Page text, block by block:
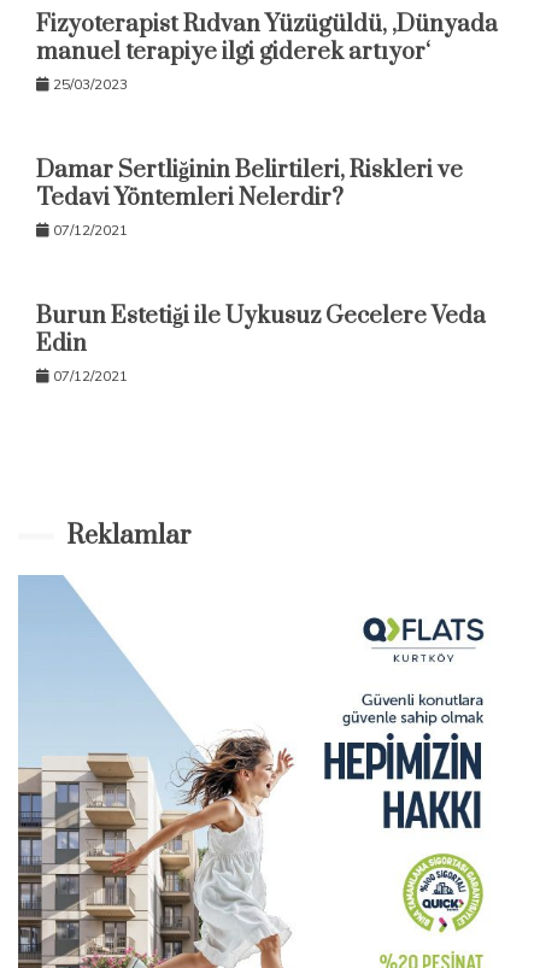
Fizyoterapist Rıdvan Yüzügüldü, ‚Dünyada
manuel terapiye ilgi giderek artıyor‘
25/03/2023
Damar Sertliğinin Belirtileri, Riskleri ve
Tedavi Yöntemleri Nelerdir?
07/12/2021
Burun Estetiği ile Uykusuz Gecelere Veda
Edin
07/12/2021
Reklamlar